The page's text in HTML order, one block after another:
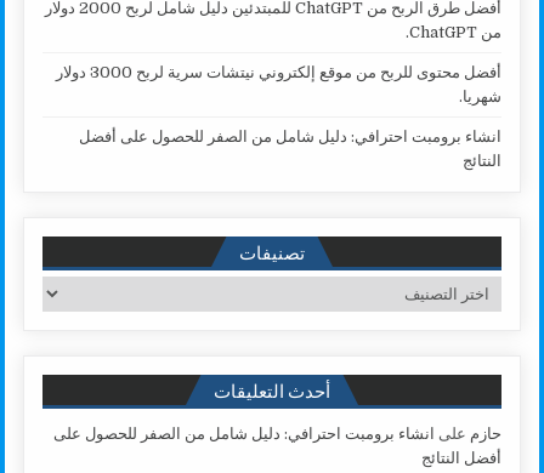
أفضل طرق الربح من ChatGPT للمبتدئين دليل شامل لربح 2000 دولار
من ChatGPT.
أفضل محتوى للربح من موقع إلكتروني نيتشات سرية لربح 3000 دولار
شهريا.
انشاء برومبت احترافي: دليل شامل من الصفر للحصول على أفضل
النتائج
تصنيفات
تصنيفات
أحدث التعليقات
حازم على انشاء برومبت احترافي: دليل شامل من الصفر للحصول على
أفضل النتائج